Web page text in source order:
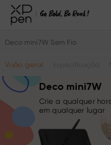
Deco mini7W Sem Fio
Visão geral
Deco mini7W
Crie a qualquer
em qualquer lugar